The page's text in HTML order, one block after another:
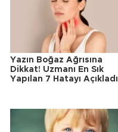
Yazın Boğaz Ağrısına
Dikkat! Uzmanı En Sık
Yapılan 7 Hatayı Açıkladı